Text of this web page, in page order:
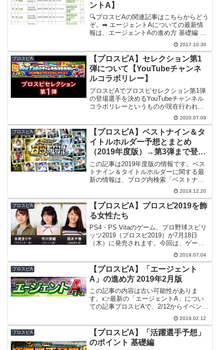
ントA】
🔍プロスピAの関連記事はこちらからどう
ぞ。➡ エージェントAについての最新情
報は、エージェントAの進め方 基礎編 を
ご覧ください。2017/10/30（月）からプ
ロスピAでイベント「エージェントA」が
始まりました。このイベントは過去何度
も開...
2017.10.30
プロスピA
【プロスピA】セレクション第1
弾について【YouTubeチャンネ
ルコラボリレー】
プロスピAでプロスピセレクション第1弾
の登場選手を決めるYouTubeチャンネル
コラボリレーというものが現在行われて
います。これがどういうものか見ていき
たいと思います。【2020/07/16】実際に
セレクション第1弾が登場しましたので、
章を...
2020.07.09
プロスピA
【プロスピA】ベストナイン＆タ
イトルホルダー予想とまとめ
（2019年度版）→第3弾まで登
場！
この記事は2019年度版の情報です。ベス
トナイン＆タイトルホルダーに関する最
新の情報は、ブログ内検索「ベストナイ
ン」からお探しください。プロスピAで
は、来年早々、ベストナイン＆タイトル
ホルダーという選手のセレクション（ガ
チャ）が登場すると予...
2019.12.20
プロスピA
【プロスピA】プロスピ2019を飾
る女性たち
PS4・PS Vitaのゲーム、プロ野球スピリ
ッツ2019（プロスピ2019）が7月18日
（木）に発売されます。今回は、ゲーム
中に登場する女性について書いてみよう
と思います。「スタープレイヤー」モー
ドプロスピ2019の中には、1人のプロ野
球...
2019.07.04
プロスピA
【プロスピA】「エージェント
A」の進め方 2019年2月版
この記事の内容は古い可能性がありま
す。👉最新の「エージェントA」につい
ての記事プロスピAで、2/12からイベント
「エージェントA」が始まりました。前回
の開催時に大きく仕様が変わったイベン
トですが、今回も仕様変更があったよう
なのでまとめてみま...
2019.02.12
プロスピA
【プロスピA】「活躍選手予想」
のポイント 基礎編